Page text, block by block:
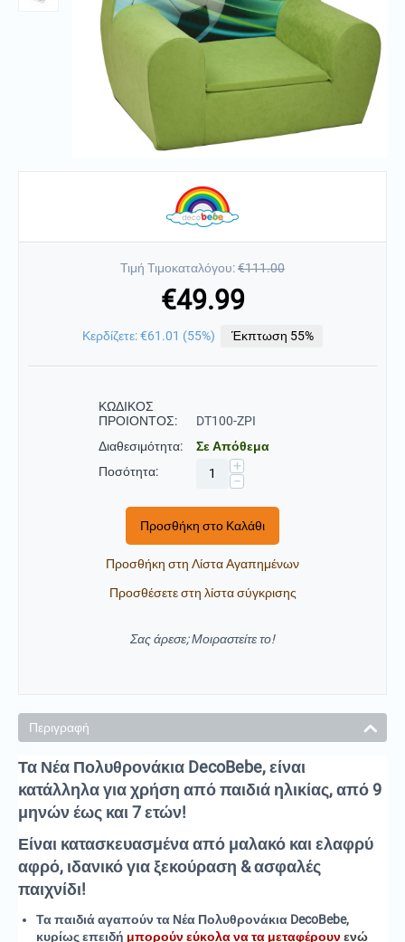
Τιμή Τιμοκαταλόγου:€111.00
€49.99
Κερδίζετε:€61.01 (55%) Έκπτωση 55%
ΚΩΔΙΚΟΣ
ΠΡΟΙΟΝΤΟΣ:
DT100-ZPI
Διαθεσιμότητα:
Σε Απόθεμα
Ποσότητα:
+
−
Προσθήκη στο Καλάθι
Προσθήκη στη Λίστα Αγαπημένων
Προσθέσετε στη λίστα σύγκρισης
Σας άρεσε; Μοιραστείτε το!
Περιγραφή
Τα Νέα Πολυθρονάκια DecoBebe, είναι
κατάλληλα για χρήση από παιδιά ηλικίας, από 9
μηνών έως και 7 ετών!
Είναι κατασκευασμένα από μαλακό και ελαφρύ
αφρό, ιδανικό για ξεκούραση & ασφαλές
παιχνίδι!
Τα παιδιά αγαπούν τα Νέα Πολυθρονάκια DecoBebe,
κυρίως επειδή μπορούν εύκολα να τα μεταφέρουνενώ